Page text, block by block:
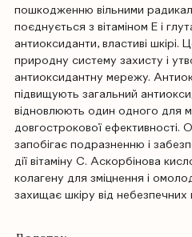
пошкодженню вільними
поєднується з вітаміном Е і
антиоксиданти, властиві шкірі.
природну систему захисту і
антиоксидантну мережу.
підвищують загальний
відновлюють один одного для
довгострокової ефективності.
запобігає подразненню і
дії вітаміну С. Аскорбінова
колагену для зміцнення і
захищає шкіру від небезпечних